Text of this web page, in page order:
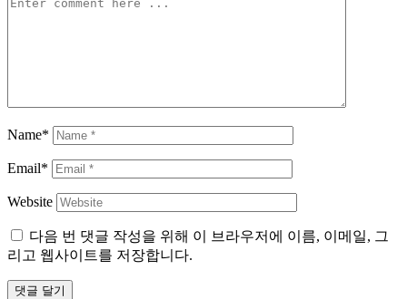
Name*
Email*
Website
다음 번 댓글 작성을 위해 이 브라우저에 이름, 이메일, 그
리고 웹사이트를 저장합니다.